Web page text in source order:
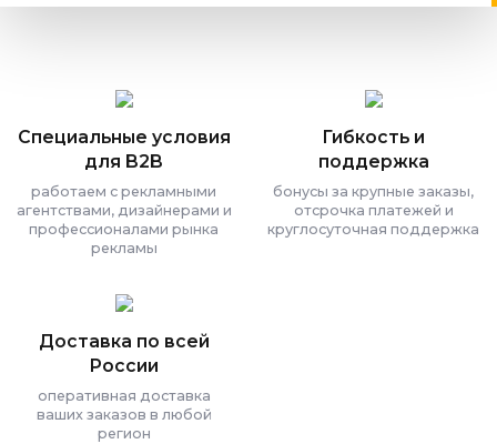
Специальные условия
для B2B
работаем с рекламными
агентствами, дизайнерами и
профессионалами рынка
рекламы
Гибкость и
поддержка
бонусы за крупные заказы,
отсрочка платежей и
круглосуточная поддержка
Доставка по всей
России
оперативная доставка
ваших заказов в любой
регион